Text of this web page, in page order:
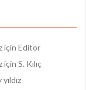
için Editör
için S. Kılıç